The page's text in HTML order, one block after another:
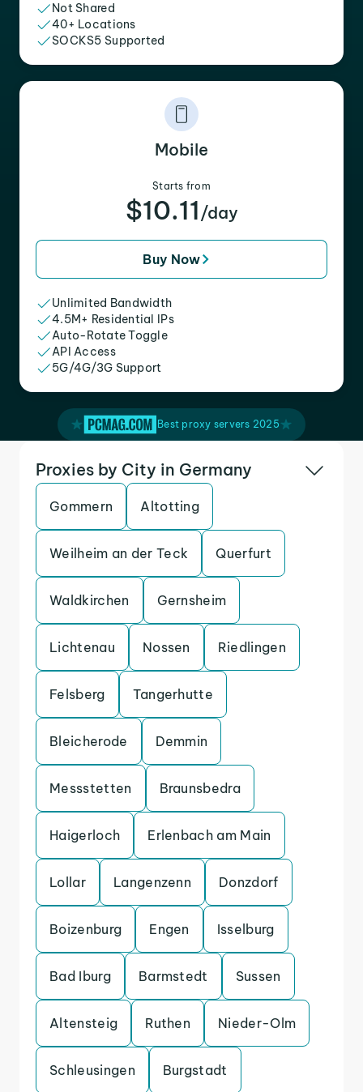
Not Shared
40+ Locations
SOCKS5 Supported
Mobile
Starts from
$10.11 /day
Buy Now
Unlimited Bandwidth
4.5M+ Residential IPs
Auto-Rotate Toggle
API Access
5G/4G/3G Support
Best proxy servers 2025
Proxies by City in Germany
Gommern Altotting
Weilheim an der Teck Querfurt
Waldkirchen Gernsheim
Lichtenau Nossen Riedlingen
Felsberg Tangerhutte
Bleicherode Demmin
Messstetten Braunsbedra
Haigerloch Erlenbach am Main
Lollar Langenzenn Donzdorf
Boizenburg Engen Isselburg
Bad Iburg Barmstedt Sussen
Altensteig Ruthen Nieder-Olm
Schleusingen Burgstadt